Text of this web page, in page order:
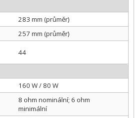
283 mm (průměr)
257 mm (průměr)
44
160 W / 80 W
8 ohm nominální; 6 ohm
minimální